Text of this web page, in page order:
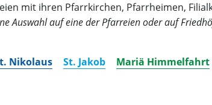
mit ihren Pfarrkirchen, Pfarrheimen,
Auswahl auf eine der Pfarreien oder auf
Nikolaus St. Jakob Mariä Himmelfahrt